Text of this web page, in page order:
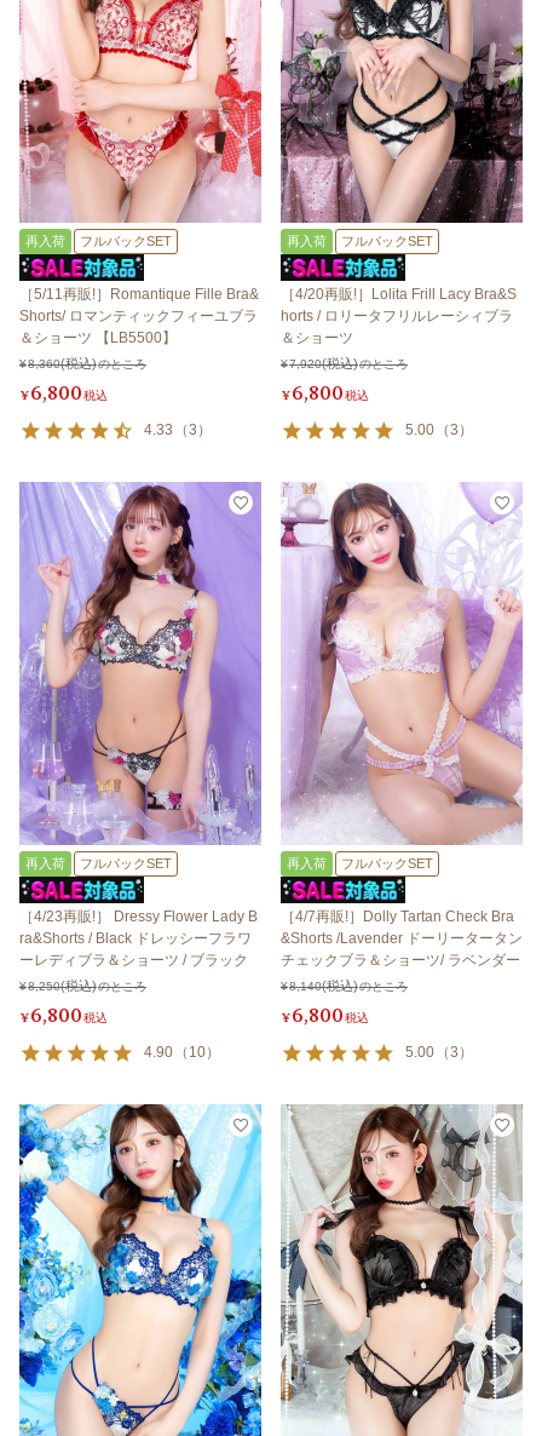
再入荷 フルバックSET
［5/11再販!］Romantique Fille Bra&
Shorts/ ロマンティックフィーユブラ
＆ショーツ 【LB5500】
¥8,360 のところ
¥6,800税込
4.33 （3 ）
再入荷 フルバックSET
［4/20再販!］Lolita Frill Lacy Bra&S
horts / ロリータフリルレーシィブラ
＆ショーツ
¥7,920 のところ
¥6,800税込
5.00 （3 ）
再入荷 フルバックSET
［4/23再販!］ Dressy Flower Lady B
ra&Shorts / Black ドレッシーフラワ
ーレディブラ＆ショーツ / ブラック
¥8,250 のところ
¥6,800税込
4.90 （ 10）
再入荷 フルバックSET
［4/7再販!］Dolly Tartan Check Bra
&Shorts /Lavender ドーリータータン
チェックブラ＆ショーツ/ ラベンダー
¥8,140 のところ
¥6,800税込
5.00 （3 ）